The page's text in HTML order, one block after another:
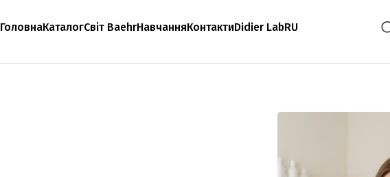
ГоловнаКаталогСвіт BaehrНавчанняКонтактиDidier LabRU